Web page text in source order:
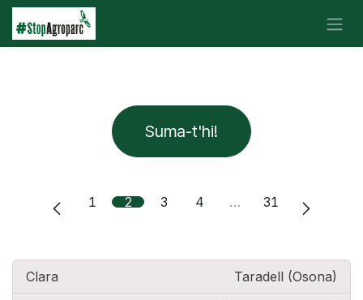
Skip to Content
Suma-t'hi!
1 2 3 4 … 31
Clara Taradell (Osona)